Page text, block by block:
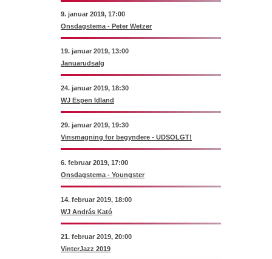
9. januar 2019, 17:00
Onsdagstema - Peter Wetzer
19. januar 2019, 13:00
Januarudsalg
24. januar 2019, 18:30
WJ Espen Idland
29. januar 2019, 19:30
Vinsmagning for begyndere - UDSOLGT!
6. februar 2019, 17:00
Onsdagstema - Youngster
14. februar 2019, 18:00
WJ András Kató
21. februar 2019, 20:00
VinterJazz 2019